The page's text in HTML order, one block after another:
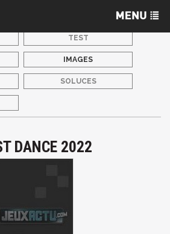
TEST
IMAGES
SOLUCES
DANCE 2022